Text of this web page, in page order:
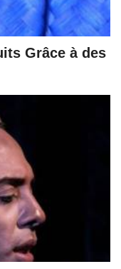
Grâce à des